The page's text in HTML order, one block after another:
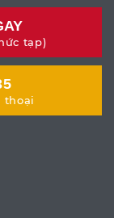
tạp)
thoại